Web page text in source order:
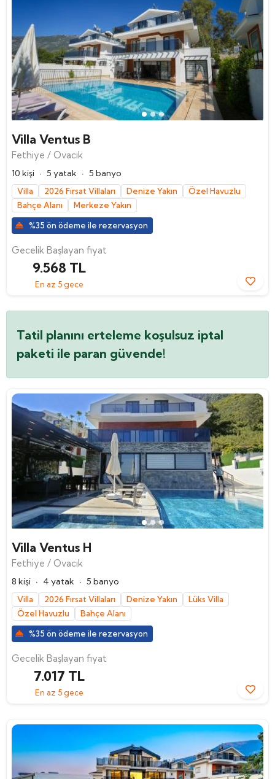
Villa Ventus B
Fethiye / Ovacık
10 kişi · 5 yatak · 5 banyo
Villa 2026 Fırsat Villaları Denize Yakın
Özel Havuzlu
Bahçe Alanı
Merkeze Yakın
%35 ön ödeme ile rezervasyon
Gecelik Başlayan fiyat
9.568 TL
En az 5 gece
Tatil planını erteleme koşulsuz iptal
paketi ile paran güvende!
Villa Ventus H
Fethiye / Ovacık
8 kişi · 4 yatak · 5 banyo
Villa 2026 Fırsat Villaları Denize Yakın
Lüks Villa
Özel Havuzlu
Bahçe Alanı
%35 ön ödeme ile rezervasyon
Gecelik Başlayan fiyat
7.017 TL
En az 5 gece